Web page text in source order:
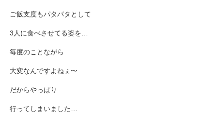
ご飯支度もパタパタとして
3人に食べさせてる姿を…
毎度のことながら
大変なんですよねぇ〜
だからやっぱり
行ってしまいました…